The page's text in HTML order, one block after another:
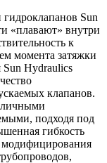
Sun
«плавают» внутри
к
момента затяжки
Sun Hydraulics
клапанов.
подходя под
гибкость
модифицирования